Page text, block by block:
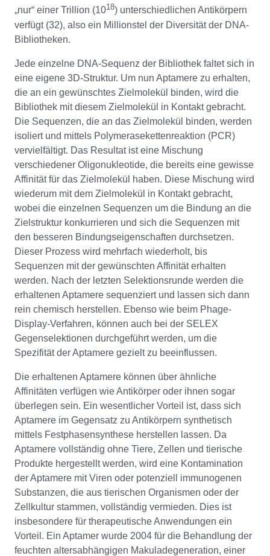
„nur“ einer Trillion (1018) unterschiedlichen Antikörpern
verfügt (32), also ein Millionstel der Diversität der DNA-
Bibliotheken.
Jede einzelne DNA-Sequenz der Bibliothek faltet sich in
eine eigene 3D-Struktur. Um nun Aptamere zu erhalten,
die an ein gewünschtes Zielmolekül binden, wird die
Bibliothek mit diesem Zielmolekül in Kontakt gebracht.
Die Sequenzen, die an das Zielmolekül binden, werden
isoliert und mittels Polymerasekettenreaktion (PCR)
vervielfältigt. Das Resultat ist eine Mischung
verschiedener Oligonukleotide, die bereits eine gewisse
Affinität für das Zielmolekül haben. Diese Mischung wird
wiederum mit dem Zielmolekül in Kontakt gebracht,
wobei die einzelnen Sequenzen um die Bindung an die
Zielstruktur konkurrieren und sich die Sequenzen mit
den besseren Bindungseigenschaften durchsetzen.
Dieser Prozess wird mehrfach wiederholt, bis
Sequenzen mit der gewünschten Affinität erhalten
werden. Nach der letzten Selektionsrunde werden die
erhaltenen Aptamere sequenziert und lassen sich dann
rein chemisch herstellen. Ebenso wie beim Phage-
Display-Verfahren, können auch bei der SELEX
Gegenselektionen durchgeführt werden, um die
Spezifität der Aptamere gezielt zu beeinflussen.
Die erhaltenen Aptamere können über ähnliche
Affinitäten verfügen wie Antikörper oder ihnen sogar
überlegen sein. Ein wesentlicher Vorteil ist, dass sich
Aptamere im Gegensatz zu Antikörpern synthetisch
mittels Festphasensynthese herstellen lassen. Da
Aptamere vollständig ohne Tiere, Zellen und tierische
Produkte hergestellt werden, wird eine Kontamination
der Aptamere mit Viren oder potenziell immunogenen
Substanzen, die aus tierischen Organismen oder der
Zellkultur stammen, vollständig vermieden. Dies ist
insbesondere für therapeutische Anwendungen ein
Vorteil. Ein Aptamer wurde 2004 für die Behandlung der
feuchten altersabhängigen Makuladegeneration, einer